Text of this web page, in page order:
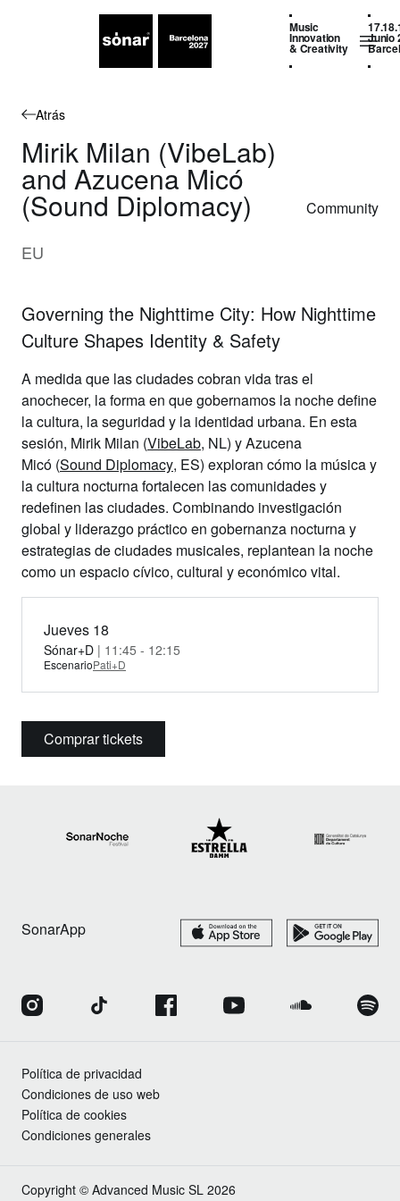
Music
Innovation
& Creativity
Junio
Atrás
Mirik Milan (VibeLab)
and Azucena Micó
(Sound Diplomacy) Community
EU
Governing the Nighttime City: How Nighttime
Culture Shapes Identity & Safety
A medida que las ciudades cobran vida tras el
anochecer, la forma en que gobernamos la noche define
la cultura, la seguridad y la identidad urbana. En esta
sesión, Mirik Milan (VibeLab, NL) yAzucena
Micó (Sound Diplomacy, ES) exploran cómo la música y
la cultura nocturna fortalecen las comunidades y
redefinen las ciudades. Combinando investigación
global y liderazgo práctico en gobernanza nocturna y
estrategias de ciudades musicales, replantean la noche
como un espacio cívico, cultural y económico vital.
Jueves 18
Sónar+D | 11:45 - 12:15
EscenarioPati+D
Comprar tickets
SonarApp
Política de privacidad
Condiciones de uso web
Política de cookies
Condiciones generales
Copyright © Advanced Music SL 2026